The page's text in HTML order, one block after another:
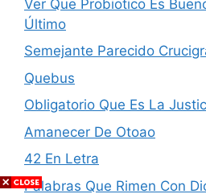
Ver Que Probiotico Es
Último
Semejante Parecido
Quebus
Obligatorio Que Es La
Amanecer De Otoao
42 En Letra
Palabras Que Rimen Con